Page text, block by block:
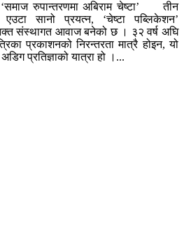
रुपान्तरणमा अबिराम चेष्टा’ तीन
सानो प्रयत्न, ‘चेष्टा पब्लिकेशन’
संस्थागत आवाज बनेको छ । ३२ वर्ष अघि
प्रकाशनको निरन्तरता मात्रै होइन, यो
प्रतिज्ञाको यात्रा हो ।...